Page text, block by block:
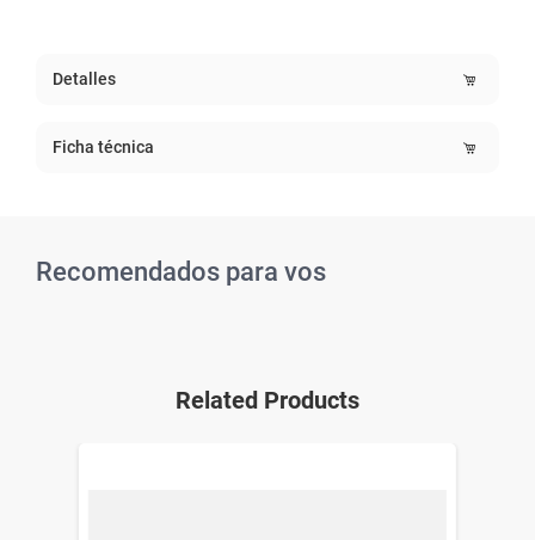
Detalles
Ficha técnica
Recomendados para vos
Related Products